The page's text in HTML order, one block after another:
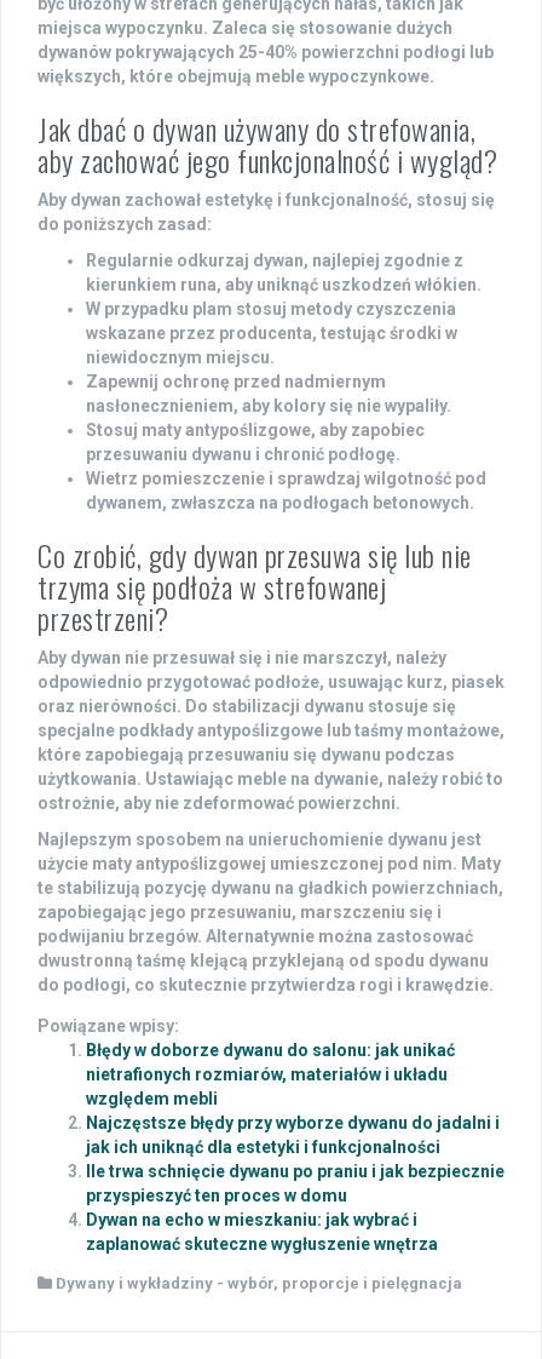
miejsca wypoczynku. Zaleca się stosowanie dużych
dywanów pokrywających 25-40% powierzchni podłogi lub
większych, które obejmują meble wypoczynkowe.
Jak dbać o dywan używany do strefowania,
aby zachować jego funkcjonalność i wygląd?
Aby dywan zachował estetykę i funkcjonalność, stosuj się
do poniższych zasad:
Regularnie odkurzaj dywan, najlepiej zgodnie z
kierunkiem runa, aby uniknąć uszkodzeń włókien.
W przypadku plam stosuj metody czyszczenia
wskazane przez producenta, testując środki w
niewidocznym miejscu.
Zapewnij ochronę przed nadmiernym
nasłonecznieniem, aby kolory się nie wypaliły.
Stosuj maty antypoślizgowe, aby zapobiec
przesuwaniu dywanu i chronić podłogę.
Wietrz pomieszczenie i sprawdzaj wilgotność pod
dywanem, zwłaszcza na podłogach betonowych.
Co zrobić, gdy dywan przesuwa się lub nie
trzyma się podłoża w strefowanej
przestrzeni?
Aby dywan nie przesuwał się i nie marszczył, należy
odpowiednio przygotować podłoże, usuwając kurz, piasek
oraz nierówności. Do stabilizacji dywanu stosuje się
specjalne podkłady antypoślizgowe lub taśmy montażowe,
które zapobiegają przesuwaniu się dywanu podczas
użytkowania. Ustawiając meble na dywanie, należy robić to
ostrożnie, aby nie zdeformować powierzchni.
Najlepszym sposobem na unieruchomienie dywanu jest
użycie maty antypoślizgowej umieszczonej pod nim. Maty
te stabilizują pozycję dywanu na gładkich powierzchniach,
zapobiegając jego przesuwaniu, marszczeniu się i
podwijaniu brzegów. Alternatywnie można zastosować
dwustronną taśmę klejącą przyklejaną od spodu dywanu
do podłogi, co skutecznie przytwierdza rogi i krawędzie.
Powiązane wpisy:
Błędy w doborze dywanu do salonu: jak unikać
nietrafionych rozmiarów, materiałów i układu
względem mebli
Najczęstsze błędy przy wyborze dywanu do jadalni i
jak ich uniknąć dla estetyki i funkcjonalności
Ile trwa schnięcie dywanu po praniu i jak bezpiecznie
przyspieszyć ten proces w domu
Dywan na echo w mieszkaniu: jak wybrać i
zaplanować skuteczne wygłuszenie wnętrza
Dywany i wykładziny - wybór, proporcje i pielęgnacja